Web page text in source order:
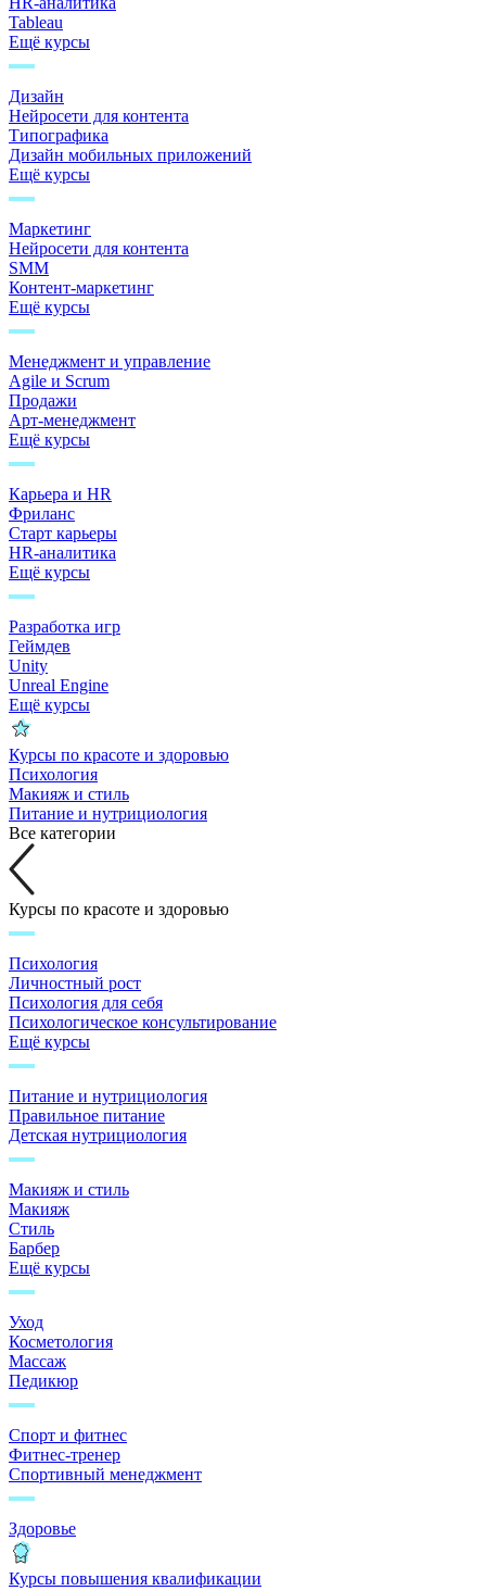
Tableau
Ещё курсы
Дизайн
Нейросети для контента
Типографика
Дизайн мобильных приложений
Ещё курсы
Маркетинг
Нейросети для контента
SMM
Контент-маркетинг
Ещё курсы
Менеджмент и управление
Agile и Scrum
Продажи
Арт-менеджмент
Ещё курсы
Карьера и HR
Фриланс
Старт карьеры
HR-аналитика
Ещё курсы
Разработка игр
Геймдев
Unity
Unreal Engine
Ещё курсы
Курсы по красоте и здоровью
Психология
Макияж и стиль
Питание и нутрициология
Все категории
Курсы по красоте и здоровью
Психология
Личностный рост
Психология для себя
Психологическое консультирование
Ещё курсы
Питание и нутрициология
Правильное питание
Детская нутрициология
Макияж и стиль
Макияж
Стиль
Барбер
Ещё курсы
Уход
Косметология
Массаж
Педикюр
Спорт и фитнес
Фитнес-тренер
Спортивный менеджмент
Здоровье
Курсы повышения квалификации